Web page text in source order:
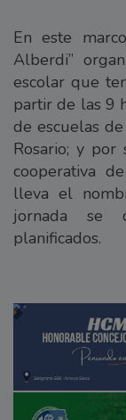
En este
Alberdi”
escolar que
partir de las 9
de escuelas
Rosario; y por
cooperativa
lleva el
jornada se
planificados.